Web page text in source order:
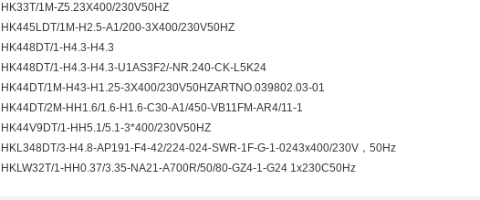
HK33T/1M-Z5.23X400/230V50HZ
HK445LDT/1M-H2.5-A1/200-3X400/230V50HZ
HK448DT/1-H4.3-H4.3
HK448DT/1-H4.3-H4.3-U1AS3F2/-NR.240-CK-L5K24
HK44DT/1M-H43-H1.25-3X400/230V50HZARTNO.039802.03-01
HK44DT/2M-HH1.6/1.6-H1.6-C30-A1/450-VB11FM-AR4/11-1
HK44V9DT/1-HH5.1/5.1-3*400/230V50HZ
HKL348DT/3-H4.8-AP191-F4-42/224-024-SWR-1F-G-1-0243x400/230V，50Hz
HKLW32T/1-HH0.37/3.35-NA21-A700R/50/80-GZ4-1-G24 1x230C50Hz